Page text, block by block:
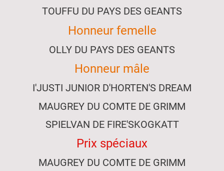
TOUFFU DU PAYS DES GEANTS
Honneur femelle
OLLY DU PAYS DES GEANTS
Honneur mâle
I'JUSTI JUNIOR D'HORTEN'S DREAM
MAUGREY DU COMTE DE GRIMM
SPIELVAN DE FIRE'SKOGKATT
Prix spéciaux
MAUGREY DU COMTE DE GRIMM